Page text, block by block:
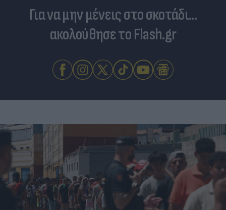
Για να μην μένεις στο σκοτάδι...
ακολούθησε το Flash.gr